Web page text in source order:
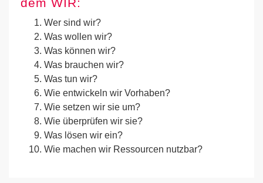
Wer sind wir?
Was wollen wir?
Was können wir?
Was brauchen wir?
Was tun wir?
Wie entwickeln wir Vorhaben?
Wie setzen wir sie um?
Wie überprüfen wir sie?
Was lösen wir ein?
Wie machen wir Ressourcen nutzbar?